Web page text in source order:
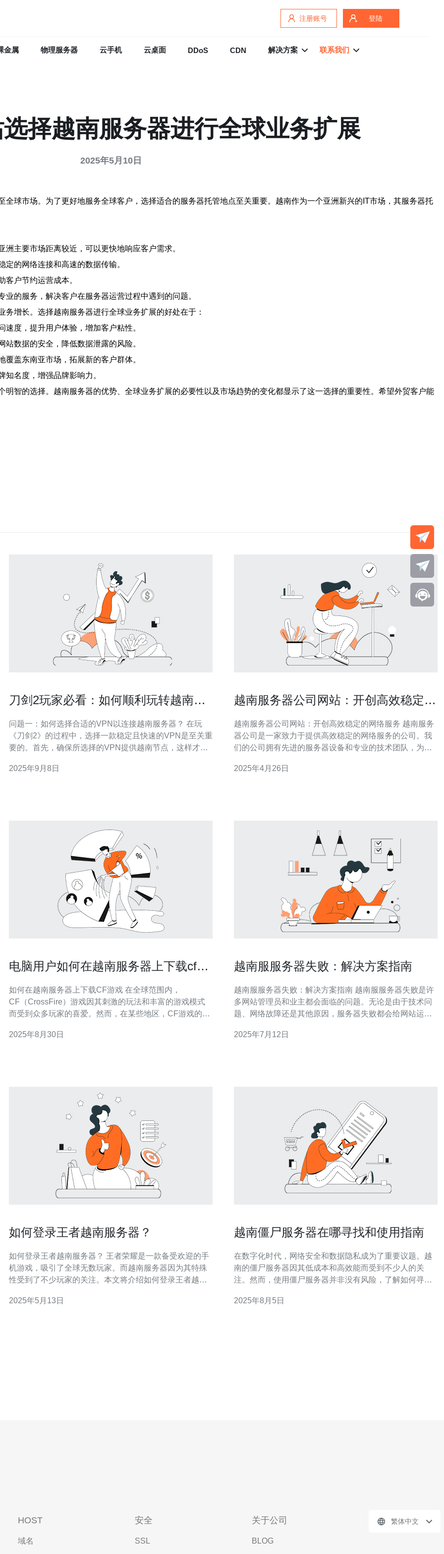
注册账号 登陆
金属 物理服务器 云手机 云桌面 DDoS CDN 解决方案 联系我们
择越南服务器进行全球业务扩展
2025年5月10日
球市场。为了更好地服务全球客户，选择适合的服务器托管地点至关重要。越南作为一个亚洲新兴的IT市场，其服务器托
主要市场距离较近，可以更快地响应客户需求。
的网络连接和高速的数据传输。
户节约运营成本。
的服务，解决客户在服务器运营过程中遇到的问题。
增长。选择越南服务器进行全球业务扩展的好处在于：
度，提升用户体验，增加客户粘性。
数据的安全，降低数据泄露的风险。
盖东南亚市场，拓展新的客户群体。
名度，增强品牌影响力。
智的选择。越南服务器的优势、全球业务扩展的必要性以及市场趋势的变化都显示了这一选择的重要性。希望外贸客户能
刀剑2玩家必看：如何顺利玩转越南服
问题一：如何选择合适的VPN以连接越南服务器？ 在玩
《刀剑2》的过程中，选择一款稳定且快速的VPN是至关重
要的。首先，确保所选择的VPN提供越南节点，这样才能
择那些在游戏领域表现良好的服务商。此外，尽量选择较
2025年9月8日
越南服务器公司网站：开创高效稳定的
越南服务器公司网站：开创高效稳定的网络服务 越南服务
器公司是一家致力于提供高效稳定的网络服务的公司。我
们的公司拥有先进的服务器设备和专业的技术团队，为客
质的服务，帮助他们在互联网上取得成功。 我们的服务器
2025年4月26日
电脑用户如何在越南服务器上下载cf游
如何在越南服务器上下载CF游戏 在全球范围内，
CF（CrossFire）游戏因其刺激的玩法和丰富的游戏模式
而受到众多玩家的喜爱。然而，在某些地区，CF游戏的下
服务器上下载CF游戏的详细步骤和技巧，确保你能够顺利
2025年8月30日
越南服服务器失败：解决方案指南
越南服服务器失败：解决方案指南 越南服服务器失败是许
多网站管理员和业主都会面临的问题。无论是由于技术问
题、网络故障还是其他原因，服务器失败都会给网站运营
您应对越南服服务器失败的情况。 越南服服务器失败可能
2025年7月12日
如何登录王者越南服务器？
如何登录王者越南服务器？ 王者荣耀是一款备受欢迎的手
机游戏，吸引了全球无数玩家。而越南服务器因为其特殊
性受到了不少玩家的关注。本文将介绍如何登录王者越南
越南服务器的账号才能登录。如果还没有账号，可以通过
2025年5月13日
越南僵尸服务器在哪寻找和使用指南
在数字化时代，网络安全和数据隐私成为了重要议题。越
南的僵尸服务器因其低成本和高效能而受到不少人的关
注。然而，使用僵尸服务器并非没有风险，了解如何寻找
找到可靠的僵尸服务器，以及如何安全使用它们。 哪里可
2025年8月5日
HOST
域名
安全
SSL
关于公司
BLOG
繁体中文